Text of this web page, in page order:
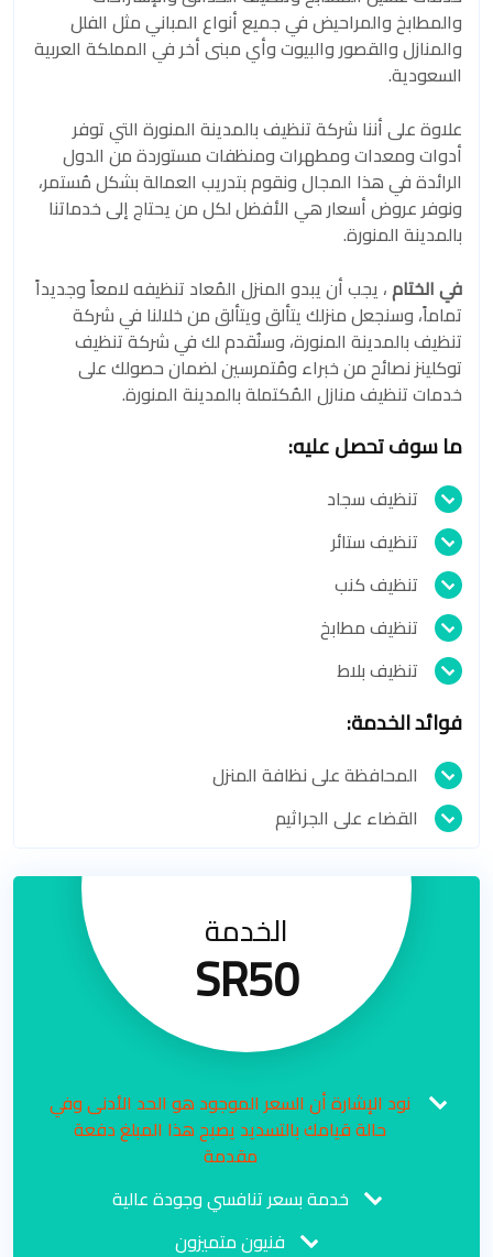
والمطابخ والمراحيض في جميع أنواع المباني مثل الفلل
والمنازل والقصور والبيوت وأي مبنى أخر في المملكة العربية
السعودية.
علاوة على أننا شركة تنظيف بالمدينة المنورة التي توفر
أدوات ومعدات ومطهرات ومنظفات مستوردة من الدول
الرائدة في هذا المجال ونقوم بتدريب العمالة بشكل مُستمر،
ونوفر عروض أسعار هي الأفضل لكل من يحتاج إلى خدماتنا
بالمدينة المنورة.
في الختام، يجب أن يبدو المنزل المُعاد تنظيفه لامعاً وجديداً
تماماً، وسنجعل منزلك يتألق ويتألق من خلالنا في شركة
تنظيف بالمدينة المنورة، وسنُقدم لك في شركة تنظيف
توكلينز نصائح من خبراء ومُتمرسين لضمان حصولك على
خدمات تنظيف منازل المُكتملة بالمدينة المنورة.
ما سوف تحصل عليه:
تنظيف سجاد
تنظيف ستائر
تنظيف كنب
تنظيف مطابخ
تنظيف بلاط
فوائد الخدمة:
المحافظة على نظافة المنزل
القضاء على الجراثيم
الخدمة
SR50
نود الإشارة أن السعر الموجود هو الحد الأدنى وفي
حالة قيامك بالتسديد يصبح هذا المبلغ دفعة
مقدمة
خدمة بسعر تنافسي وجودة عالية
فنيون متميزون